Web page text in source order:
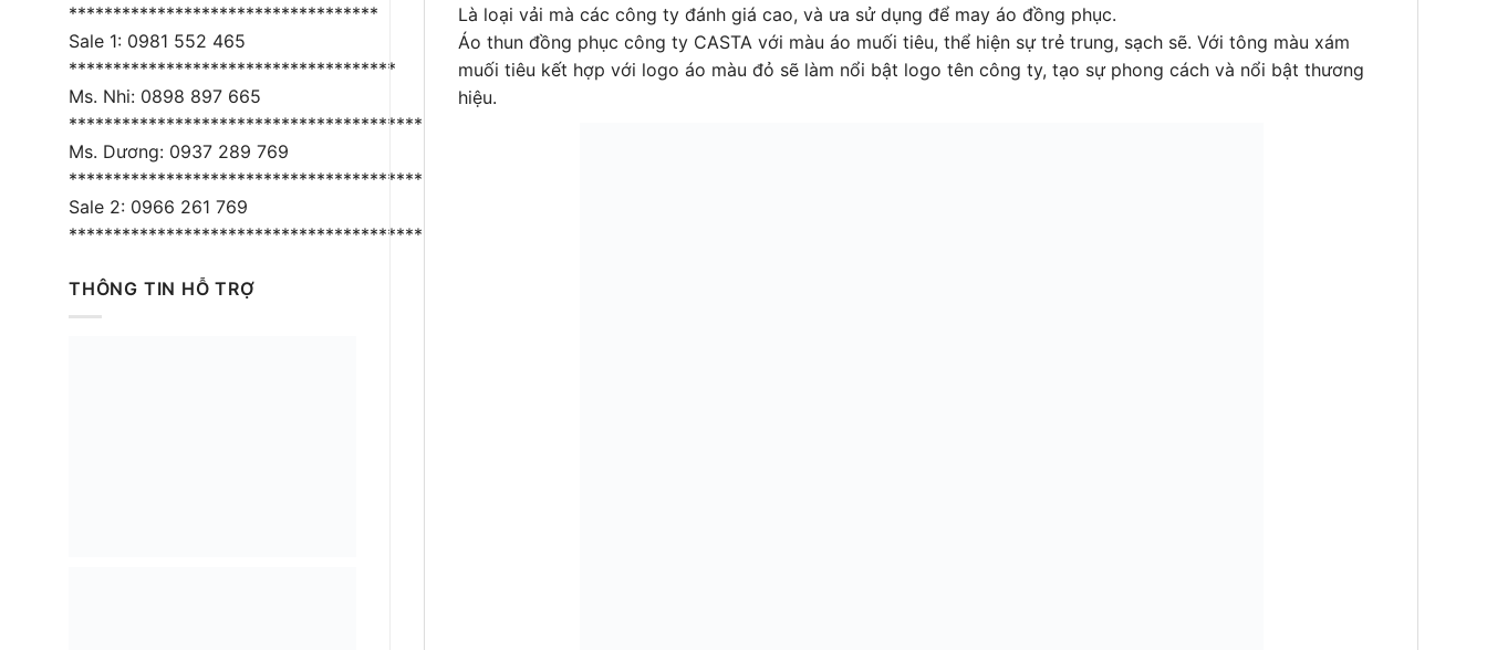
***********************************
Sale 1: 0981 552 465
*************************************
Ms. Nhi: 0898 897 665
****************************************
Ms. Dương: 0937 289 769
*****************************************
Sale 2: 0966 261 769
*****************************************
THÔNG TIN HỖ TRỢ
Là loại vải mà các công ty đánh giá cao, và ưa sử dụng để may áo đồng phục.
Áo thun đồng phục công ty CASTA với màu áo muối tiêu, thể hiện sự trẻ trung, sạch sẽ. Với tông màu xám
muối tiêu kết hợp với logo áo màu đỏ sẽ làm nổi bật logo tên công ty, tạo sự phong cách và nổi bật thương
hiệu.